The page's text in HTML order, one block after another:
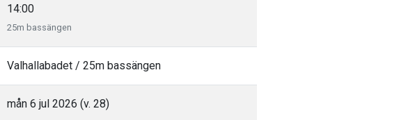
14:00
25m bassängen
Valhallabadet / 25m bassängen
mån 6 jul 2026 (v. 28)